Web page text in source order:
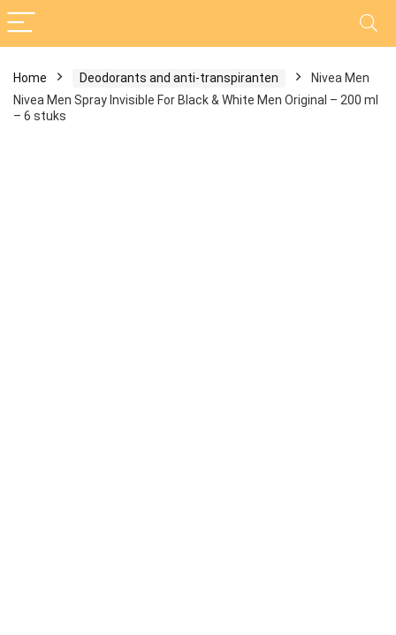
Home Deodorants and anti-transpiranten
Nivea Men
Nivea Men Spray Invisible For Black & White Men Original – 200 ml
– 6 stuks